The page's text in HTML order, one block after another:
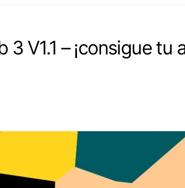
3 V1.1 – ¡consigue tu